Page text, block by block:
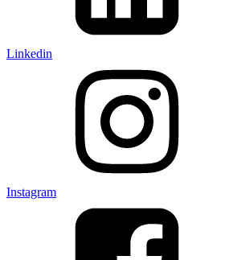
Linkedin
Instagram